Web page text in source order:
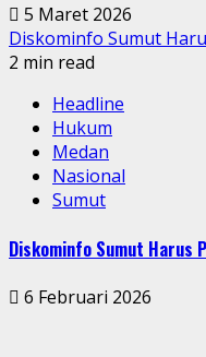
5 Maret 2026
Diskominfo Sumut
2 min read
Headline
Hukum
Medan
Nasional
Sumut
Diskominfo Sumut Harus
6 Februari 2026